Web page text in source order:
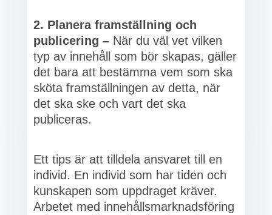
2. Planera framställning och
publicering – När du väl vet vilken
typ av innehåll som bör skapas, gäller
det bara att bestämma vem som ska
sköta framställningen av detta, när
det ska ske och vart det ska
publiceras.
Ett tips är att tilldela ansvaret till en
individ. En individ som har tiden och
kunskapen som uppdraget kräver.
Arbetet med innehållsmarknadsföring